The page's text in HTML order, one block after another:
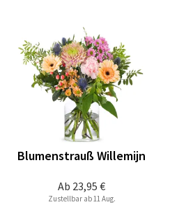
Ab 23,95 €
Blumenstrauß Willemijn
Zustellbar ab 11 Aug.